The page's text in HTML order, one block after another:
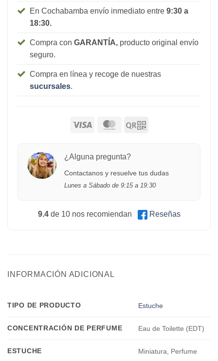
En Cochabamba envío inmediato entre 9:30 a
18:30.
Compra con GARANTÍA,producto original envío
seguro.
Compra en línea y recoge de nuestras
sucursales.
¿Alguna pregunta?
Contactanos y resuelve tus dudas
Lunes a Sábado de 9:15 a 19:30
9.4de 10 nos recomiendan Reseñas
INFORMACIÓN ADICIONAL
TIPO DE PRODUCTO Estuche
CONCENTRACIÓN DE PERFUME Eau de Toilette (EDT)
ESTUCHE Miniatura, Perfume